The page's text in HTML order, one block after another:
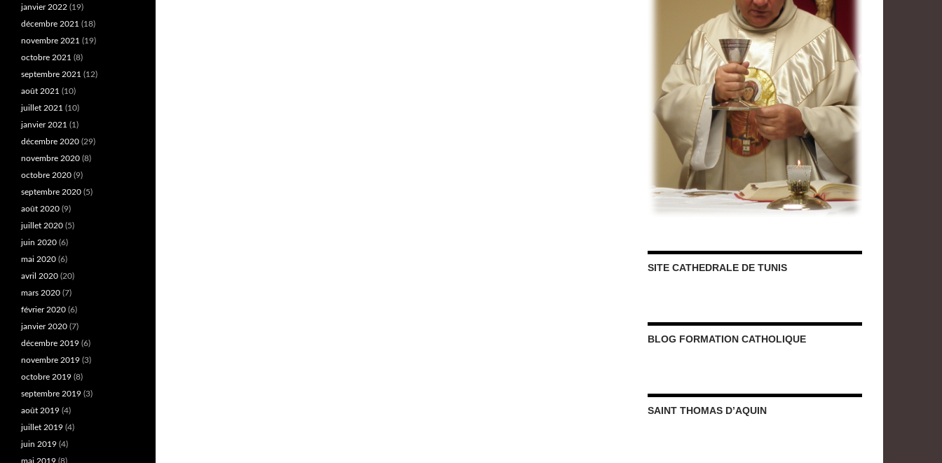
SITE CATHEDRALE DE TUNIS
BLOG FORMATION CATHOLIQUE
SAINT THOMAS D’AQUIN
janvier 2022 (19)
décembre 2021 (18)
novembre 2021 (19)
octobre 2021 (8)
septembre 2021 (12)
août 2021 (10)
juillet 2021 (10)
janvier 2021 (1)
décembre 2020 (29)
novembre 2020 (8)
octobre 2020 (9)
septembre 2020 (5)
août 2020 (9)
juillet 2020 (5)
juin 2020 (6)
mai 2020 (6)
avril 2020 (20)
mars 2020 (7)
février 2020 (6)
janvier 2020 (7)
décembre 2019 (6)
novembre 2019 (3)
octobre 2019 (8)
septembre 2019 (3)
août 2019 (4)
juillet 2019 (4)
juin 2019 (4)
mai 2019 (8)